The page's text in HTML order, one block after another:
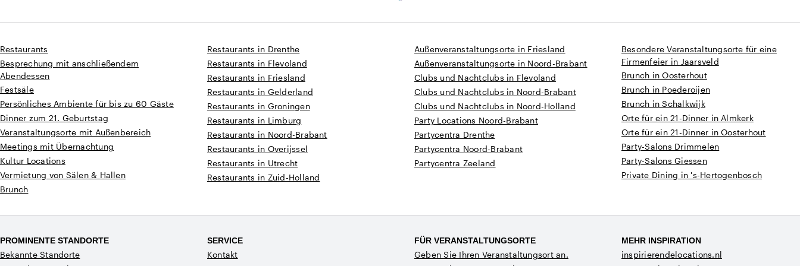
Restaurants
Besprechung mit anschließendem
Abendessen
Festsäle
Persönliches Ambiente für bis zu 60 Gäste
Dinner zum 21. Geburtstag
Veranstaltungsorte mit Außenbereich
Meetings mit Übernachtung
Kultur Locations
Vermietung von Sälen & Hallen
Brunch
Restaurants in Drenthe
Restaurants in Flevoland
Restaurants in Friesland
Restaurants in Gelderland
Restaurants in Groningen
Restaurants in Limburg
Restaurants in Noord-Brabant
Restaurants in Overijssel
Restaurants in Utrecht
Restaurants in Zuid-Holland
Außenveranstaltungsorte in Friesland
Außenveranstaltungsorte in Noord-Brabant
Clubs und Nachtclubs in Flevoland
Clubs und Nachtclubs in Noord-Brabant
Clubs und Nachtclubs in Noord-Holland
Party Locations Noord-Brabant
Partycentra Drenthe
Partycentra Noord-Brabant
Partycentra Zeeland
Besondere Veranstaltungsorte für eine
Firmenfeier in Jaarsveld
Brunch in Oosterhout
Brunch in Poederoijen
Brunch in Schalkwijk
Orte für ein 21-Dinner in Almkerk
Orte für ein 21-Dinner in Oosterhout
Party-Salons Drimmelen
Party-Salons Giessen
Private Dining in 's-Hertogenbosch
PROMINENTE STANDORTE
Bekannte Standorte
SERVICE
Kontakt
FÜR VERANSTALTUNGSORTE
Geben Sie Ihren Veranstaltungsort an.
MEHR INSPIRATION
inspirierendelocations.nl